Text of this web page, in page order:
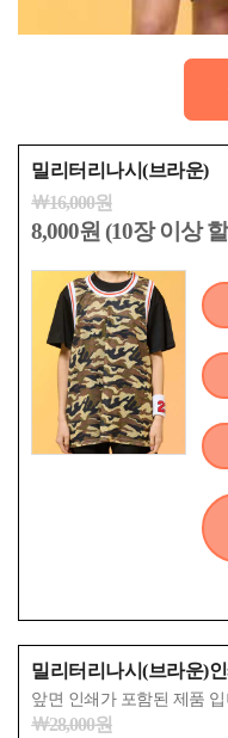
밀리터리나시(브라운)
￦16,000원
8,000원 (10장 이상
밀리터리나시(브라운)
앞면 인쇄가 포함된 제품
￦28,000원